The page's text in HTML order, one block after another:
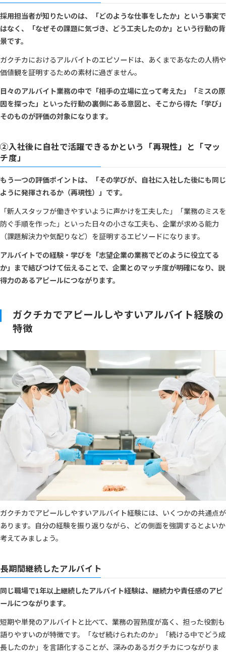
採用担当者が知りたいのは、「どのような仕事をしたか」という事実で
はなく、「なぜその課題に気づき、どう工夫したのか」という行動の背
景です。
ガクチカにおけるアルバイトのエピソードは、あくまであなたの人柄や
価値観を証明するための素材に過ぎません。
日々のアルバイト業務の中で「相手の立場に立って考えた」「ミスの原
因を探った」といった行動の裏側にある意図と、そこから得た「学び」
そのものが評価の対象になります。
②入社後に自社で活躍できるかという「再現性」と「マッ
チ度」
もう一つの評価ポイントは、「その学びが、自社に入社した後にも同じ
ように発揮されるか（再現性）」です。
「新人スタッフが働きやすいように声かけを工夫した」「業務のミスを
防ぐ手順を作った」といった日々の小さな工夫も、企業が求める能力
（課題解決力や気配りなど）を証明するエピソードになります。
アルバイトでの経験・学びを「志望企業の業務でどのように役立てる
か」まで結びつけて伝えることで、企業とのマッチ度が明確になり、説
得力のあるアピールにつながります。
ガクチカでアピールしやすいアルバイト経験の
特徴
ガクチカでアピールしやすいアルバイト経験には、いくつかの共通点が
あります。自分の経験を振り返りながら、どの側面を強調するとよいか
考えてみましょう。
長期間継続したアルバイト
同じ職場で1年以上継続したアルバイト経験は、継続力や責任感のアピ
ールにつながります。
短期や単発のアルバイトと比べて、業務の習熟度が高く、担った役割も
語りやすいのが特徴です。「なぜ続けられたのか」「続ける中でどう成
長したのか」を言語化することが、深みのあるガクチカにつながりま